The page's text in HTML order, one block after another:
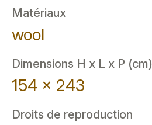
Matériaux
wool
Dimensions H x L x P (cm)
154 x 243
Droits de reproduction